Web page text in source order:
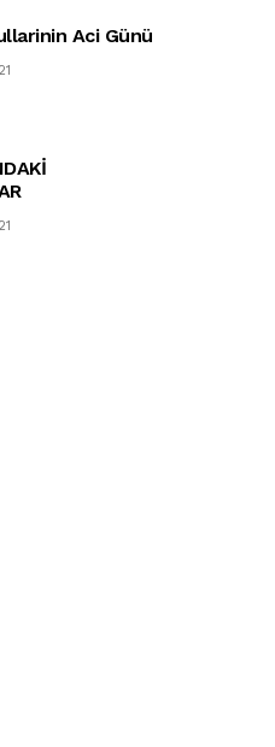
Aci Günü